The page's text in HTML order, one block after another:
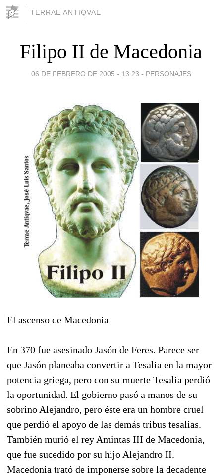
TERRAE ANTIQVAE
Filipo II de Macedonia
06 DE FEBRERO DE 2005 - 13:23 - PERSONAJES
El ascenso de Macedonia
En 370 fue asesinado Jasón de Feres. Parece ser
que Jasón planeaba convertir a Tesalia en la mayor
potencia griega, pero con su muerte Tesalia perdió
la oportunidad. El gobierno pasó a manos de su
sobrino Alejandro, pero éste era un hombre cruel
que perdió el apoyo de las demás tribus tesalias.
También murió el rey Amintas III de Macedonia,
que fue sucedido por su hijo Alejandro II.
Macedonia trató de imponerse sobre la decadente